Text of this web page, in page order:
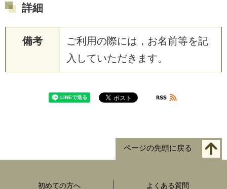
詳細
備考
ご利用の際には，お名前等を記
入していただきます。
ページの先頭に戻る
初めての方へ よくある質問